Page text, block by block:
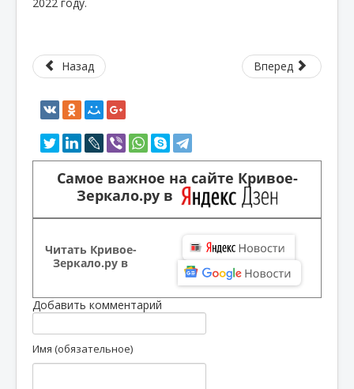
Назад Вперед
Самое важное на сайте Кривое-
Зеркало.ру в
Читать Кривое-
Зеркало.ру в
Добавить комментарий
Имя (обязательное)